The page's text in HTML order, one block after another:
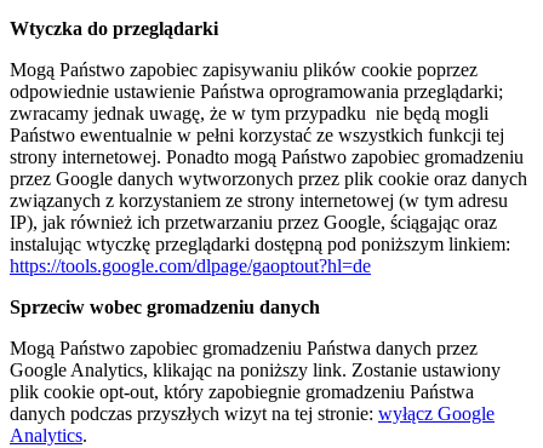
Wtyczka do przeglądarki
Mogą Państwo zapobiec zapisywaniu plików cookie poprzez
odpowiednie ustawienie Państwa oprogramowania przeglądarki;
zwracamy jednak uwagę, że w tym przypadku nie będą mogli
Państwo ewentualnie w pełni korzystać ze wszystkich funkcji tej
strony internetowej. Ponadto mogą Państwo zapobiec gromadzeniu
przez Google danych wytworzonych przez plik cookie oraz danych
związanych z korzystaniem ze strony internetowej (w tym adresu
IP), jak również ich przetwarzaniu przez Google, ściągając oraz
instalując wtyczkę przeglądarki dostępną pod poniższym linkiem:
https://tools.google.com/dlpage/gaoptout?hl=de
Sprzeciw wobec gromadzeniu danych
Mogą Państwo zapobiec gromadzeniu Państwa danych przez
Google Analytics, klikając na poniższy link. Zostanie ustawiony
plik cookie opt-out, który zapobiegnie gromadzeniu Państwa
danych podczas przyszłych wizyt na tej stronie: wyłącz Google
Analytics.